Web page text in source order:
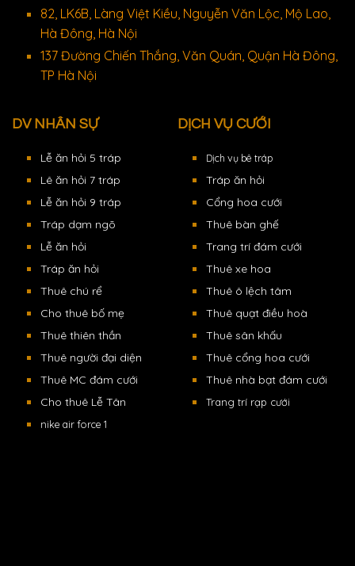
82, LK6B, Làng Việt Kiều, Nguyễn Văn Lộc, Mộ Lao,
Hà Đông, Hà Nội
137 Đường Chiến Thắng, Văn Quán, Quận Hà Đông,
TP Hà Nội
DV NHÂN SỰ
Lễ ăn hỏi 5 tráp
Lê ăn hỏi 7 tráp
Lễ ăn hỏi 9 tráp
Tráp dạm ngõ
Lễ ăn hỏi
Tráp ăn hỏi
Thuê chú rể
Cho thuê bố mẹ
Thuê thiên thần
Thuê người đại diện
Thuê MC đám cưới
Cho thuê Lễ Tân
nike air force 1
DỊCH VỤ CƯỚI
Dịch vụ bê tráp
Tráp ăn hỏi
Cổng hoa cưới
Thuê bàn ghế
Trang trí đám cưới
Thuê xe hoa
Thuê ô lệch tâm
Thuê quạt điều hoà
Thuê sân khấu
Thuê cổng hoa cưới
Thuê nhà bạt đám cưới
Trang trí rạp cưới